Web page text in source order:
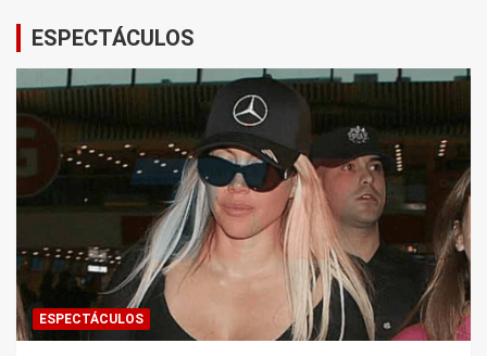
ESPECTÁCULOS
ESPECTÁCULOS